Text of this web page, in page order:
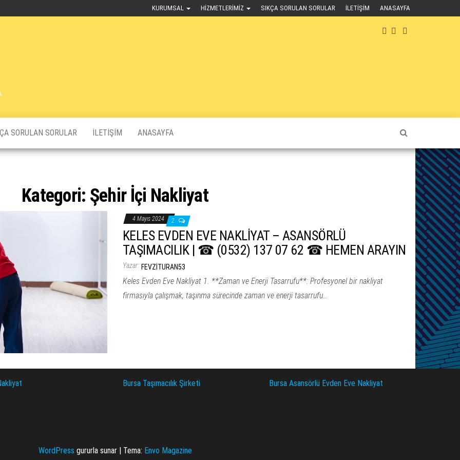
KURUMSAL HIZMETLERIMIZ SIKÇA SORULAN SORULAR İLETIŞIM ANASAYFA
SORULAN SORULAR İLETIŞIM ANASAYFA
Kategori: Şehir İçi Nakliyat
4 Mayıs 2024 2
KELES EVDEN EVE NAKLİYAT – ASANSÖRLÜ
TAŞIMACILIK | ☎ (0532) 137 07 62 ☎ HEMEN ARAYIN
Yazar: FEVZITURAN53
Keles Evden Eve Nakliyat 1. **Zaman ve Enerji Tasarrufu**: Profesyonel bir nakliyat
firmasıyla çalışmak, taşınma sürecinde zaman ve enerji tasarrufu…
Bursa Taşımacılık Şirketi Bursa Asansörlü Evden Eve Nakliyat
WordPress gururla sunar Tema: Envo Magazine